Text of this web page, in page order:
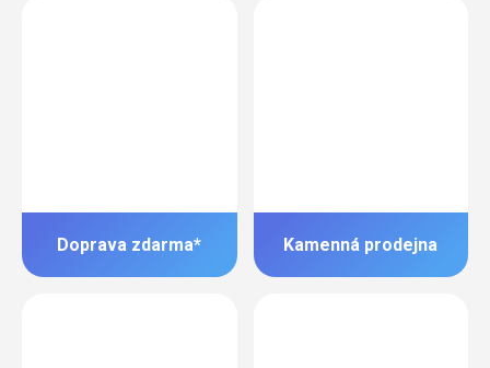
Doprava zdarma* Kamenná prodejna